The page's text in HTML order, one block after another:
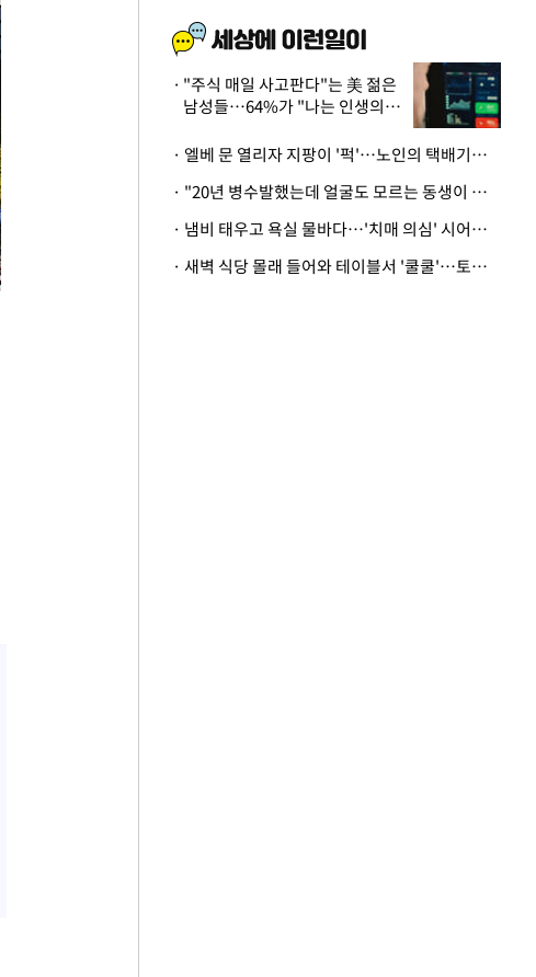
"주식 매일 사고판다"는 美 젊은
남성들…64%가 "나는 인생의
· 엘베 문 열리자 지팡이 '퍽'…노인의 택배기사 폭행 이유
· "20년 병수발했는데 얼굴도 모르는 동생이 유산 절반을"…배다른 형제 상속권 있을까
· 냄비 태우고 욕실 물바다…'치매 의심' 시어머니 검사 권유했다가 '날벼락'
· 새벽 식당 몰래 들어와 테이블서 '쿨쿨'…토사물 남기고 사라진 남성